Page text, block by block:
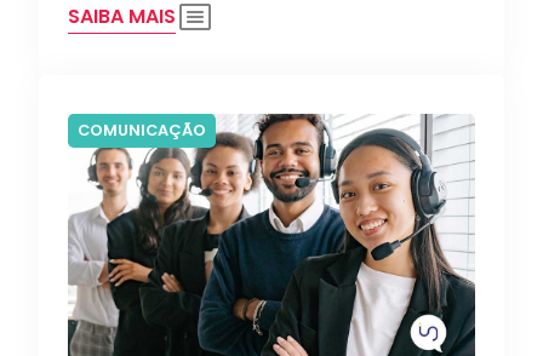
SAIBA MAIS
COMUNICAÇÃO